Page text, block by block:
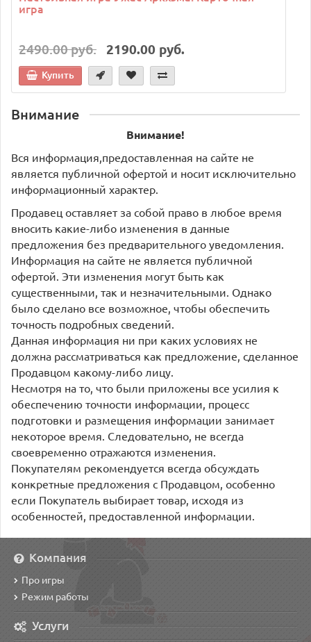
игра
2490.00 руб. 2190.00 руб.
Купить
Внимание
Внимание!
Вся информация,предоставленная на сайте не
является публичной офертой и носит исключительно
информационный характер.
Продавец оставляет за собой право в любое время
вносить какие-либо изменения в данные
предложения без предварительного уведомления.
Информация на сайте не является публичной
офертой. Эти изменения могут быть как
существенными, так и незначительными. Однако
было сделано все возможное, чтобы обеспечить
точность подробных сведений.
Данная информация ни при каких условиях не
должна рассматриваться как предложение, сделанное
Продавцом какому-либо лицу.
Несмотря на то, что были приложены все усилия к
обеспечению точности информации, процесс
подготовки и размещения информации занимает
некоторое время. Следовательно, не всегда
своевременно отражаются изменения.
Покупателям рекомендуется всегда обсуждать
конкретные предложения с Продавцом, особенно
если Покупатель выбирает товар, исходя из
особенностей, предоставленной информации.
Компания
Про игры
Режим работы
Услуги